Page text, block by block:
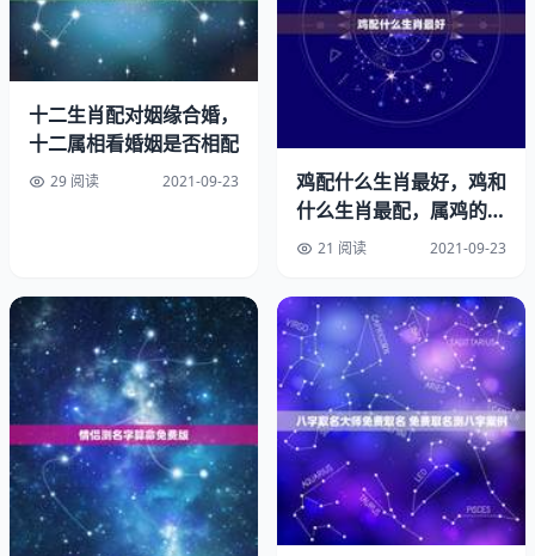
观环境整体作用。最准的八字合婚免费。
2、男女婚配八字查询:八字合婚表
内容来自用户:陈晨
八字合婚速查表婚姻成败等八字合婚在很多人心里面都有很
十二生肖配对姻缘合婚，
十二属相看婚姻是否相配
29 阅读 2021-09-23
鸡配什么生肖最好，鸡和
什么生肖最配，属鸡的最
佳配偶，属鸡人的性格
21 阅读 2021-09-23